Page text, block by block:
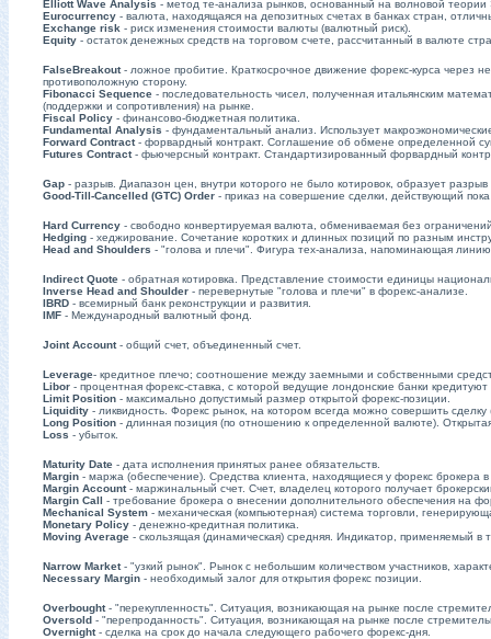
Elliott Wave Analysis - метод те-анализа рынков, основанный на волновой
Eurocurrency - валюта, находящаяся на депозитных счетах в банках стран,
Exchange risk - риск изменения стоимости валюты (валютный риск).
Equity - остаток денежных средств на торговом счете, расcчитанный в валюте
FalseBreakout- ложное пробитие. Краткосрочное движение форекс-курса через
противоположную сторону.
Fibonacci Sequence - последовательность чисел, полученная итальянским
(поддержки и сопротивления) на рынке.
Fiscal Policy - финансово-бюджетная политика.
Fundamental Analysis - фундаментальный анализ. Использует
Forward Contract- форвардный контракт. Соглашение об обмене определенной
Futures Contract- фьючерсный контракт. Стандартизированный форвардный
Gap - разрыв. Диапазон цен, внутри которого не было котировок, образует
Good-Till-Cancelled (GTC) Order - приказ на совершение сделки, действующий
Hard Currency - свободно конвертируемая валюта, обмениваемая без
Hedging - хеджирование. Сочетание коротких и длинных позиций по разным
Head and Shoulders - "голова и плечи". Фигура тех-анализа, напоминающая
Indirect Quote - обратная котировка. Представление стоимости единицы
Inverse Head and Shoulder - перевернутые "голова и плечи" в форекс-анализе.
IBRD - всемирный банк реконструкции и развития.
IMF - Международный валютный фонд.
Joint Account- общий счет, объединенный счет.
Leverage- кредитное плечо; соотношение между заемными и собственными
Libor - процентная форекс-ставка, с которой ведущие лондонские банки кредитуют
Limit Position - максимально допустимый размер открытой форекс-позиции.
Liquidity - ликвидность. Форекс рынок, на котором всегда можно совершить
Long Position - длинная позиция (по отношению к определенной валюте).
Loss - убыток.
Maturity Date - дата исполнения принятых ранее обязательств.
Margin - маржа (обеспечение). Средства клиента, находящиеся у форекс брокера
Margin Account- маржинальный счет. Счет, владелец которого получает
Margin Call - требование брокера о внесении дополнительного обеспечения на
Mechanical System - механическая (компьютерная) система торговли,
Monetary Policy - денежно-кредитная политика.
Moving Average - скользящая (динамическая) средняя. Индикатор, применяемый
Narrow Market- "узкий рынок". Рынок с небольшим количеством участников,
Necessary Margin - необходимый залог для открытия форекс позиции.
Overbought- "перекупленность". Ситуация, возникающая на рынке после
Oversold - "перепроданность". Ситуация, возникающая на рынке после
Overnight- сделка на срок до начала следующего рабочего форекс-дня.